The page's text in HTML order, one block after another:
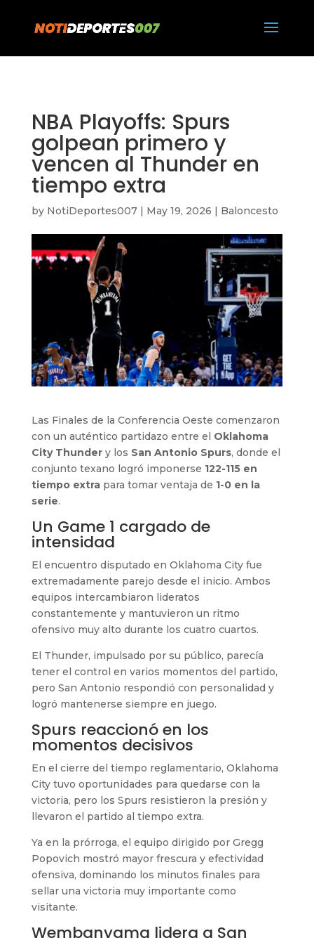
NBA Playoffs: Spurs
golpean primero y
vencen al Thunder en
tiempo extra
by NotiDeportes007| May 19, 2026 | Baloncesto
Las Finales de la Conferencia Oeste comenzaron
con un auténtico partidazo entre el Oklahoma
City Thundery los San Antonio Spurs, donde el
conjunto texano logró imponerse 122-115 en
tiempo extrapara tomar ventaja de 1-0 en la
serie.
Un Game 1 cargado de
intensidad
El encuentro disputado en Oklahoma City fue
extremadamente parejo desde el inicio. Ambos
equipos intercambiaron lideratos
constantemente y mantuvieron un ritmo
ofensivo muy alto durante los cuatro cuartos.
El Thunder, impulsado por su público, parecía
tener el control en varios momentos del partido,
pero San Antonio respondió con personalidad y
logró mantenerse siempre en juego.
Spurs reaccionó en los
momentos decisivos
En el cierre del tiempo reglamentario, Oklahoma
City tuvo oportunidades para quedarse con la
victoria, pero los Spurs resistieron la presión y
llevaron el partido al tiempo extra.
Ya en la prórroga, el equipo dirigido por Gregg
Popovich mostró mayor frescura y efectividad
ofensiva, dominando los minutos finales para
sellar una victoria muy importante como
visitante.
Wembanyama lidera a San